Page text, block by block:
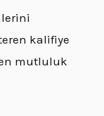
kalifiye
mutluluk